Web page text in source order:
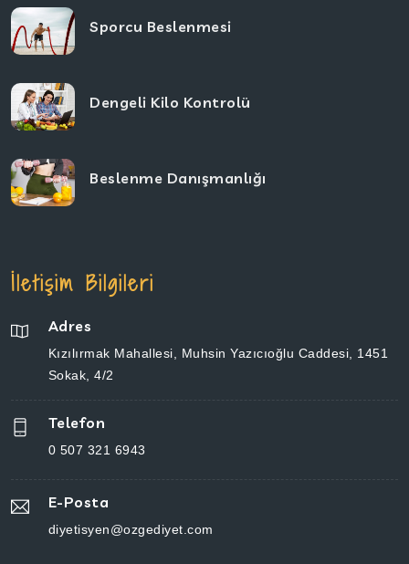
Sporcu Beslenmesi
Dengeli Kilo Kontrolü
Beslenme Danışmanlığı
İletişim Bilgileri
Adres
Kızılırmak Mahallesi, Muhsin Yazıcıoğlu Caddesi, 1451 Sokak, 4/2
Telefon
0 507 321 6943
E-Posta
diyetisyen@ozgediyet.com